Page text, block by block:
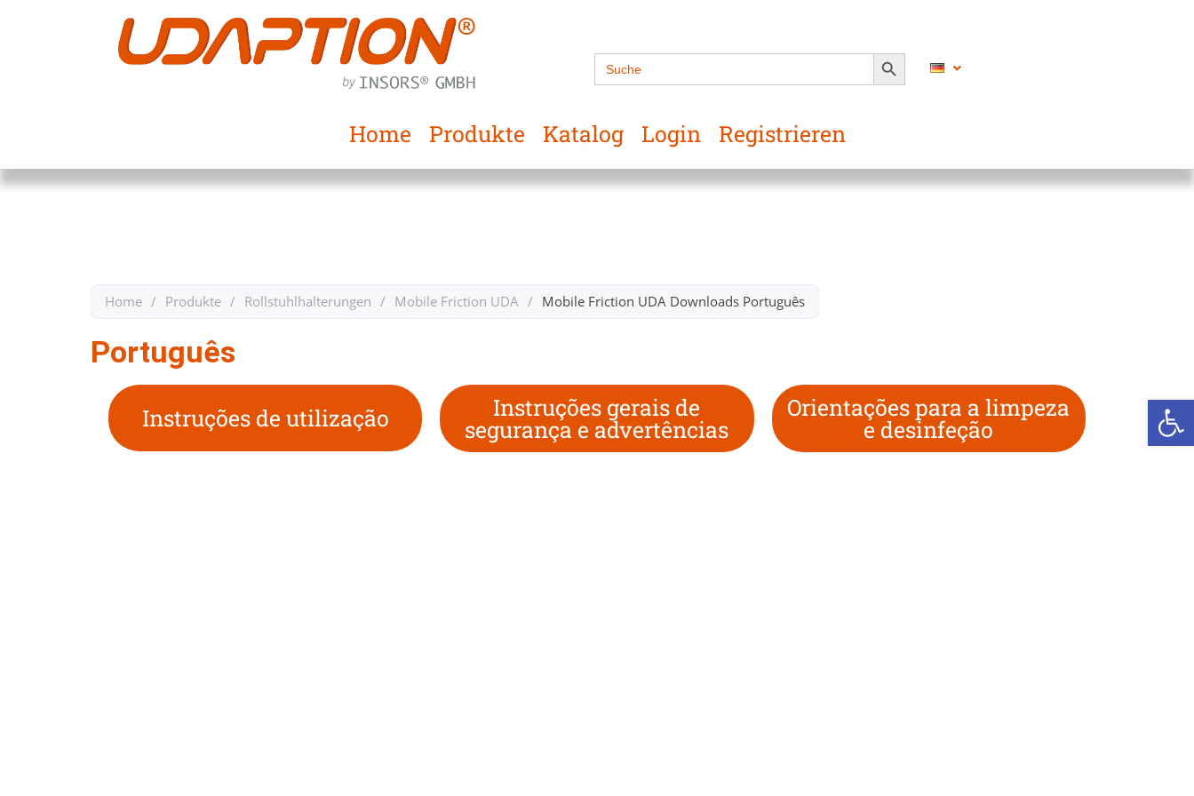
Search
for:
SEARCH BUTTON
Home Produkte Katalog Login Registrieren
Home / Produkte / Rollstuhlhalterungen / Mobile Friction UDA / Mobile Friction UDA Downloads Português​
Português
Instruções de utilização Instruções gerais de
segurança e advertências
Orientações para a limpeza
e desinfeção